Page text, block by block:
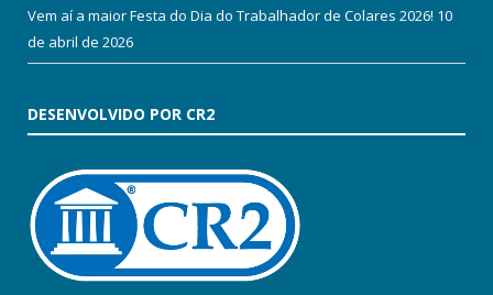
Vem aí a maior Festa do Dia do Trabalhador de Colares 2026! 10
de abril de 2026
DESENVOLVIDO POR CR2